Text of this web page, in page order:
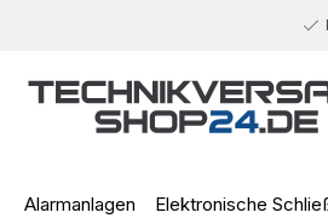
Alarmanlagen Elektronische